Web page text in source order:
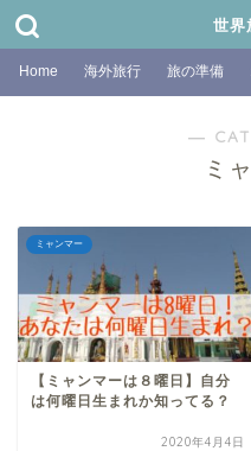
世界
Home 海外旅行 旅の準備
―
ミ
ミャンマー
【ミャンマーは８曜日】自分
は何曜日生まれか知ってる？
2020年4月4日